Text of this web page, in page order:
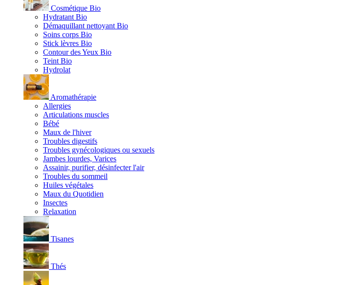
Cosmétique Bio
Hydratant Bio
Démaquillant nettoyant Bio
Soins corps Bio
Stick lèvres Bio
Contour des Yeux Bio
Teint Bio
Hydrolat
Aromathérapie
Allergies
Articulations muscles
Bébé
Maux de l'hiver
Troubles digestifs
Troubles gynécologiques ou sexuels
Jambes lourdes, Varices
Assainir, purifier, désinfecter l'air
Troubles du sommeil
Huiles végétales
Maux du Quotidien
Insectes
Relaxation
Tisanes
Thés